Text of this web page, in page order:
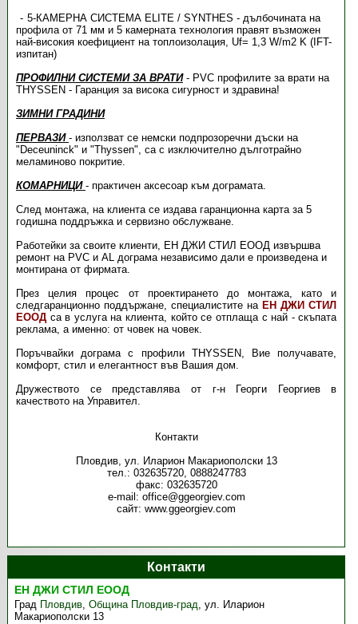
5-КАМЕРНА СИСТЕМА ЕLITE / SYNTHES - дълбочината на
профила от 71 мм и 5 камерната технология правят възможен
най-високия коефициент на топлоизолация, Uf= 1,3 W/m2 K (IFT-
изпитан)
ПРОФИЛНИ СИСТЕМИ ЗА ВРАТИ- PVC профилите за врати на
THYSSEN - Гаранция за висока сигурност и здравина!
ЗИМНИ ГРАДИНИ
ПЕРВАЗИ - използват се немски подпрозоречни дъски на
"Deceuninck" и "Thyssen", са с изключително дълготрайно
меламиново покритие.
КОМАРНИЦИ - практичен аксесоар към дограмата.
След монтажа, на клиента се издава гаранционна карта за 5
годишна поддръжка и сервизно обслужване.
Работейки за своите клиенти, ЕН ДЖИ СТИЛ ЕООД извършва
ремонт на PVC и AL дограма независимо дали е произведена и
монтирана от фирмата.
През целия процес от проектирането до монтажа, като и
следгаранционно поддържане, специалистите на ЕН ДЖИ СТИЛ
ЕООДса в услуга на клиента, който се отплаща с най - скъпата
реклама, а именно: от човек на човек.
Поръчвайки дограма с профили THYSSEN, Вие получавате,
комфорт, стил и елегантност във Вашия дом.
Дружеството се представлява от г-н Георги Георгиев в
качеството на Управител.
Контакти
Пловдив, ул. Иларион Макариополски 13
тел.: 032635720, 0888247783
факс: 032635720
e-mail: office@ggeorgiev.com
сайт: www.ggeorgiev.com
Контакти
ЕН ДЖИ СТИЛ ЕООД
Град Пловдив,Община Пловдив-град,ул. Иларион
Макариополски 13